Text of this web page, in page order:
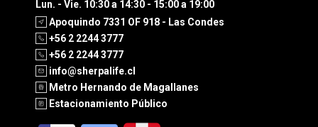
Lun. - Vie. 10:30 a 14:30 - 15:00 a 19:00
Apoquindo 7331 OF 918 - Las Condes
+56 2 2244 3777
+56 2 2244 3777
info@sherpalife.cl
Metro Hernando de Magallanes
Estacionamiento Público